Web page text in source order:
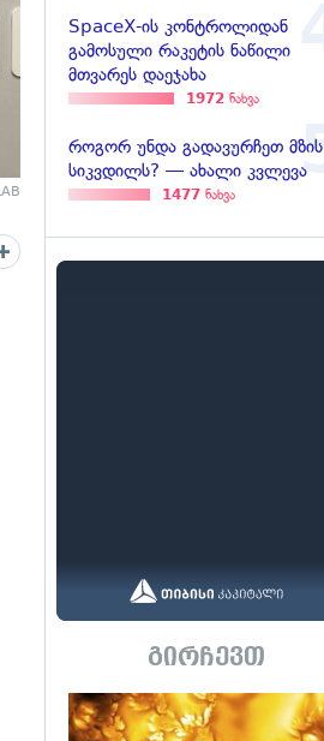
SpaceX-ის კონტროლიდან
გამოსული რაკეტის ნაწილი
მთვარეს დაეჯახა
1972 ნახვა
როგორ უნდა გადავურჩეთ მზის
სიკვდილს? — ახალი კვლევა
1477 ნახვა
გირჩევთ